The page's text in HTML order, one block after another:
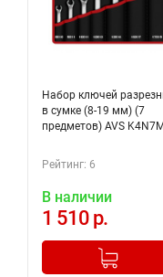
Набор ключей
в сумке (8-19 мм) (7
предметов) AVS
Рейтинг: 6
В наличии
1 510 р.
Добавлено в